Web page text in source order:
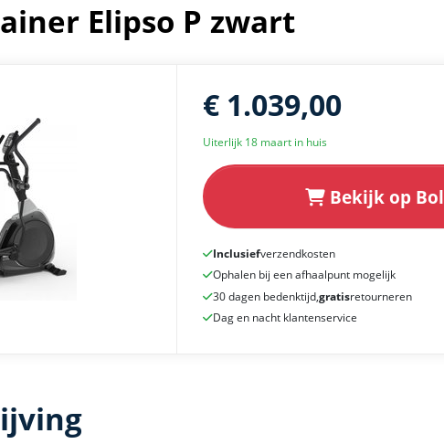
Elipso P zwart
€ 1.039,00
Uiterlijk 18 maart in huis
Bekijk op Bol
Inclusiefverzendkosten
Ophalen bij een afhaalpunt mogelijk
30 dagen bedenktijd,gratisretourneren
Dag en nacht klantenservice